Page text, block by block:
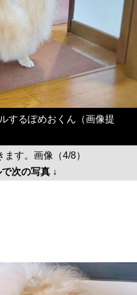
するぽめおくん（画像提
す。画像（4/8）
次の写真 ↓